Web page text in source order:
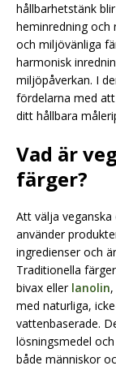
hållbarhetstänk
heminredning och
och miljövänliga
harmonisk
miljöpåverkan. I
fördelarna med
ditt hållbara
Vad är
färger?
Att välja
använder
ingredienser och
Traditionella
bivax eller lanolin
med naturliga,
vattenbaserade.
lösningsmedel
både människor